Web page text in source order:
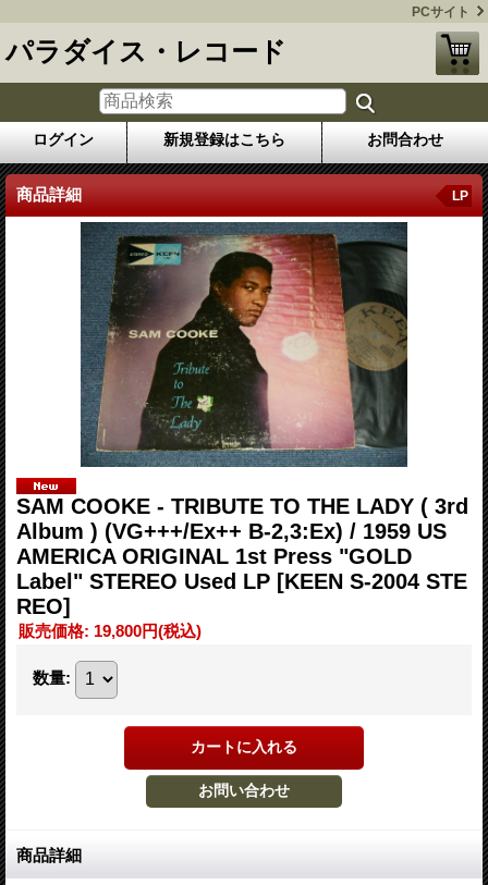
PCサイト
パラダイス・レコード
ログイン 新規登録はこちら お問合わせ
商品詳細 LP
SAM COOKE - TRIBUTE TO THE LADY ( 3rd
Album ) (VG+++/Ex++ B-2,3:Ex) / 1959 US
AMERICA ORIGINAL 1st Press "GOLD
Label" STEREO Used LP [KEEN S-2004 STE
REO]
販売価格: 19,800円(税込)
数量:
商品詳細